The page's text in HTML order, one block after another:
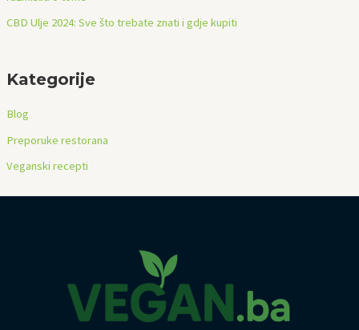
CBD Ulje 2024: Sve što trebate znati i gdje kupiti
Kategorije
Blog
Preporuke restorana
Veganski recepti